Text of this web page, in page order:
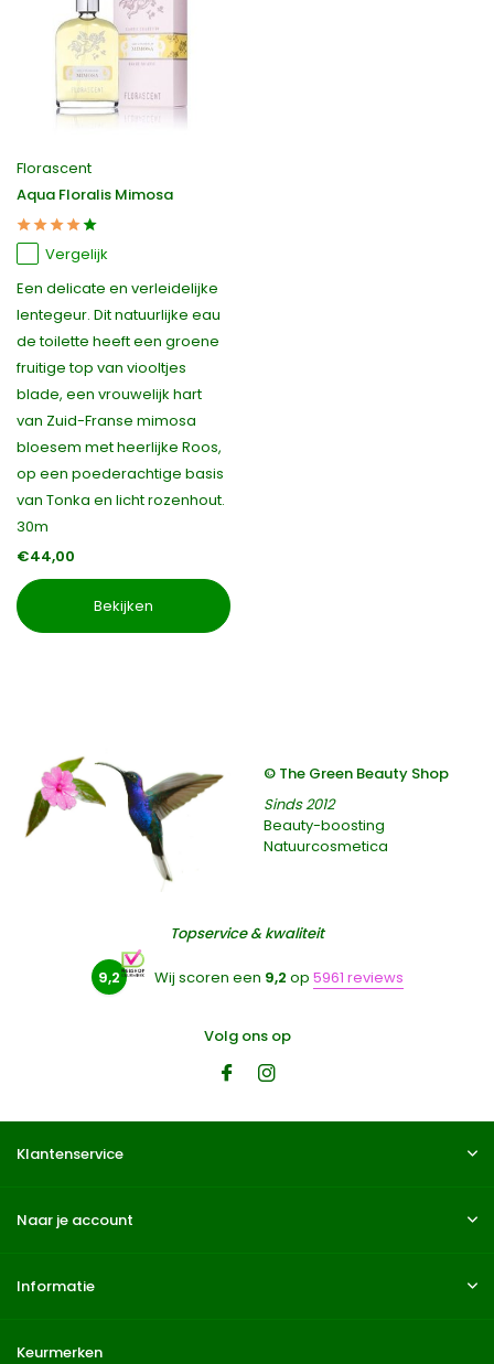
Florascent
Aqua Floralis Mimosa
Vergelijk
Een delicate en verleidelijke
lentegeur. Dit natuurlijke eau
de toilette heeft een groene
fruitige top van viooltjes
blade, een vrouwelijk hart
van Zuid-Franse mimosa
bloesem met heerlijke Roos,
op een poederachtige basis
van Tonka en licht rozenhout.
30m
€44,00
Bekijken
© The Green Beauty Shop
Sinds 2012
Beauty-boosting
Natuurcosmetica
Topservice & kwaliteit
9,2 Wij scoren een 9,2 op 5961 reviews
Volg ons op
Klantenservice
Naar je account
Informatie
Keurmerken